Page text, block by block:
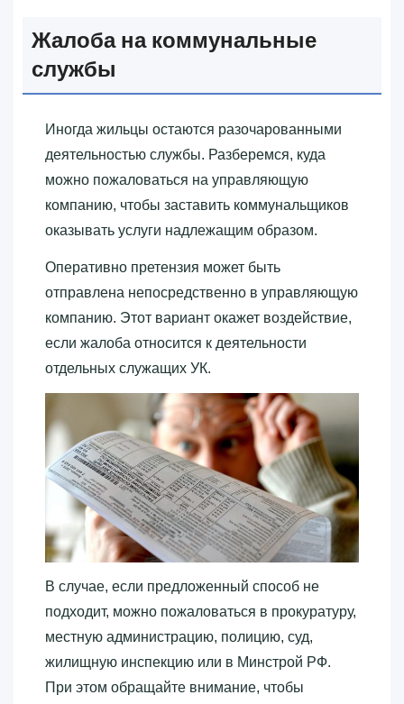
Жалоба на коммунальные
службы
Иногда жильцы остаются разочарованными
деятельностью службы. Разберемся, куда
можно пожаловаться на управляющую
компанию, чтобы заставить коммунальщиков
оказывать услуги надлежащим образом.
Оперативно претензия может быть
отправлена непосредственно в управляющую
компанию. Этот вариант окажет воздействие,
если жалоба относится к деятельности
отдельных служащих УК.
В случае, если предложенный способ не
подходит, можно пожаловаться в прокуратуру,
местную администрацию, полицию, суд,
жилищную инспекцию или в Минстрой РФ.
При этом обращайте внимание, чтобы